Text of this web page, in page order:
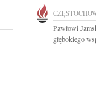
Pawłowi
głębokiego